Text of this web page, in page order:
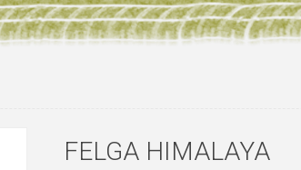
FELGA HIMALAYA